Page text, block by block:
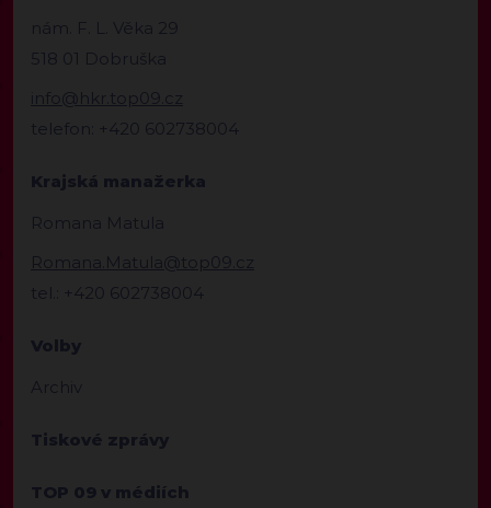
nám. F. L. Věka 29
518 01 Dobruška
info@hkr.top09.cz
telefon: +420 602738004
Krajská manažerka
Romana Matula
Romana.Matula@top09.cz
tel.: +420 602738004
Volby
Archiv
Tiskové zprávy
TOP 09 v médiích